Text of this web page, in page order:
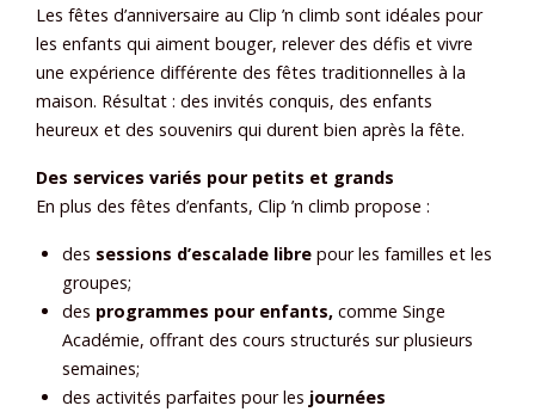
Les fêtes d’anniversaire au Clip ’n climb sont idéales pour
les enfants qui aiment bouger, relever des défis et vivre
une expérience différente des fêtes traditionnelles à la
maison. Résultat : des invités conquis, des enfants
heureux et des souvenirs qui durent bien après la fête.
Des services variés pour petits et grands
En plus des fêtes d’enfants, Clip ’n climb propose :
des sessions d’escalade libre pour les familles et les
groupes;
des programmes pour enfants,comme Singe
Académie, offrant des cours structurés sur plusieurs
semaines;
des activités parfaites pour les journées